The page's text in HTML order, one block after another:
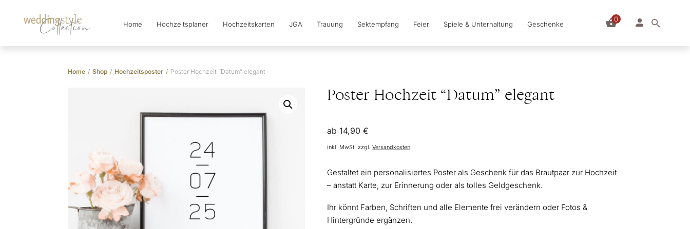
Collection Home Hochzeitsplaner Hochzeitskarten JGA Trauung Sektempfang Feier Spiele & Unterhaltung Geschenke
0
Home / Shop / Hochzeitsposter / Poster Hochzeit “Datum” elegant
Poster Hochzeit “Datum” elegant
ab14,90€
inkl. MwSt. zzgl.Versandkosten
Gestaltet ein personalisiertes Poster als Geschenk für das Brautpaar zur Hochzeit
– anstatt Karte, zur Erinnerung oder als tolles Geldgeschenk.
Ihr könnt Farben, Schriften und alle Elemente frei verändern oder Fotos &
Hintergründe ergänzen.